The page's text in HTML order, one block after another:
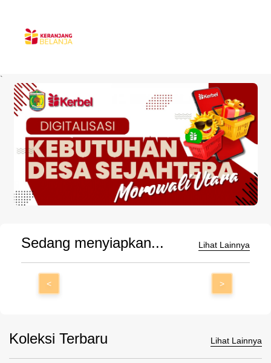
`
Sedang menyiapkan... Lihat Lainnya
< >
Koleksi Terbaru Lihat Lainnya